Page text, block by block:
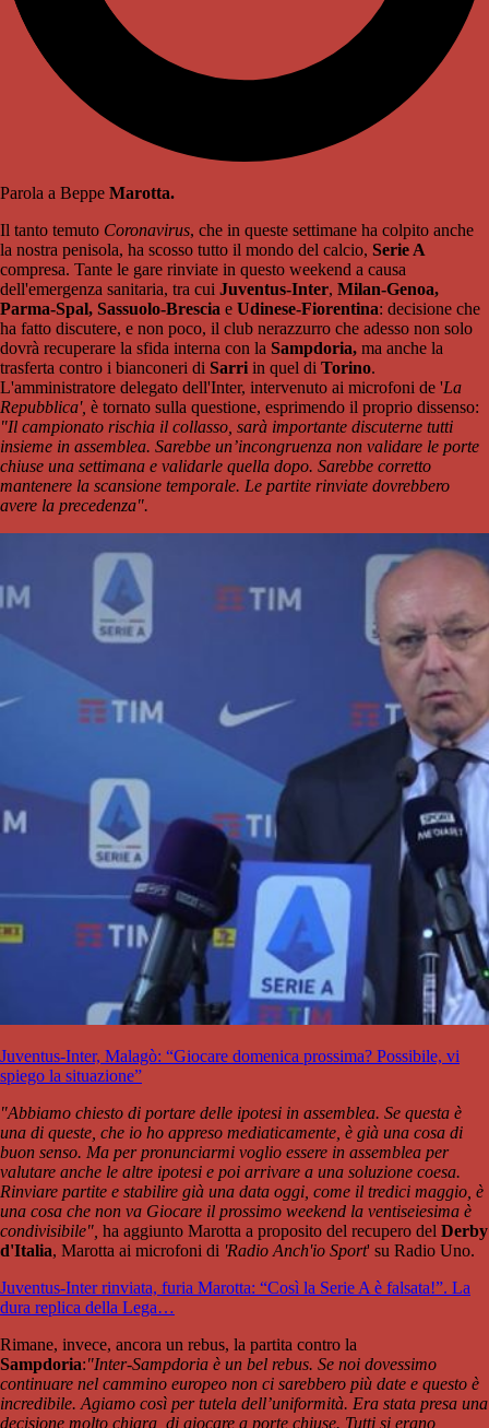
Parola a Beppe Marotta.
Il tanto temuto Coronavirus, che in queste settimane ha colpito anche
la nostra penisola, ha scosso tutto il mondo del calcio, Serie A
compresa. Tante le gare rinviate in questo weekend a causa
dell'emergenza sanitaria, tra cui Juventus-Inter, Milan-Genoa,
Parma-Spal, Sassuolo-Brescia e Udinese-Fiorentina: decisione che
ha fatto discutere, e non poco, il club nerazzurro che adesso non solo
dovrà recuperare la sfida interna con la Sampdoria, ma anche la
trasferta contro i bianconeri di Sarri in quel di Torino.
L'amministratore delegato dell'Inter, intervenuto ai microfoni de 'La
Repubblica', è tornato sulla questione, esprimendo il proprio dissenso:
"Il campionato rischia il collasso, sarà importante discuterne tutti
insieme in assemblea. Sarebbe un’incongruenza non validare le porte
chiuse una settimana e validarle quella dopo. Sarebbe corretto
mantenere la scansione temporale. Le partite rinviate dovrebbero
avere la precedenza".
Juventus-Inter, Malagò: “Giocare domenica prossima? Possibile, vi
spiego la situazione”
"Abbiamo chiesto di portare delle ipotesi in assemblea. Se questa è
una di queste, che io ho appreso mediaticamente, è già una cosa di
buon senso. Ma per pronunciarmi voglio essere in assemblea per
valutare anche le altre ipotesi e poi arrivare a una soluzione coesa.
Rinviare partite e stabilire già una data oggi, come il tredici maggio, è
una cosa che non va Giocare il prossimo weekend la ventiseiesima è
condivisibile", ha aggiunto Marotta a proposito del recupero del Derby
d'Italia, Marotta ai microfoni di 'Radio Anch'io Sport' su Radio Uno.
Juventus-Inter rinviata, furia Marotta: “Così la Serie A è falsata!”. La
dura replica della Lega…
Rimane, invece, ancora un rebus, la partita contro la
Sampdoria:"Inter-Sampdoria è un bel rebus. Se noi dovessimo
continuare nel cammino europeo non ci sarebbero più date e questo è
incredibile.Agiamo così per tutela dell’uniformità. Era stata presa una
decisione molto chiara, di giocare a porte chiuse. Tutti si erano